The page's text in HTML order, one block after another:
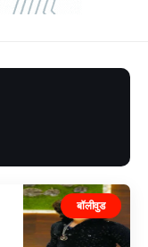
बॉलीवुड